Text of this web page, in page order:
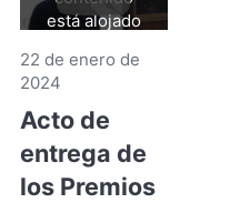
video
está alojado
Al hacer clic
aceptas sus
términos y
condiciones
YouTube
(Se
22 de enero de
2024
Acto de
entrega de
los Premios